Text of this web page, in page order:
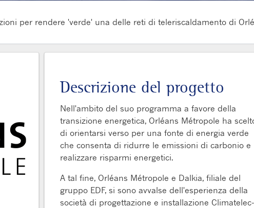
per rendere 'verde' una delle reti di teleriscaldamento di
Descrizione del progetto
Nell'ambito del suo programma a favore della
transizione energetica, Orléans Métropole ha
di orientarsi verso per una fonte di energia verde
che consenta di ridurre le emissioni di carbonio e
realizzare risparmi energetici.
A tal fine, Orléans Métropole e Dalkia, filiale del
gruppo EDF, si sono avvalse dell'esperienza della
società di progettazione e installazione Climatelec-